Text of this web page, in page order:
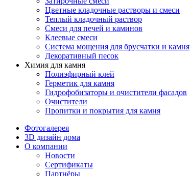
Цветные кладочные растворы и смеси
Теплый кладочный раствор
Смеси для печей и каминов
Клеевые смеси
Система мощения для брусчатки и камня
Декоративный песок
Химия для камня
Полиэфирный клей
Герметик для камня
Гидрофобизаторы и очистители фасадов
Очистители
Пропитки и покрытия для камня
Фотогалерея
3D дизайн дома
О компании
Новости
Сертификаты
Партнёры